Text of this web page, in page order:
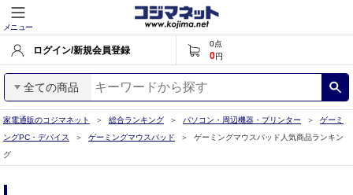
メニュー
ログイン/新規会員登録
0点
0円
全ての商品
家電通販のコジマネット 総合ランキング パソコン・周辺機器・プリンター
ゲーミ
ングPC・デバイス
ゲーミングマウスパッド
ゲーミングマウスパッド人気商品ランキン
グ